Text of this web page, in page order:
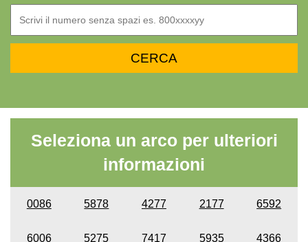
Seleziona un arco per ulteriori
informazioni
0086 5878 4277 2177 6592
6006 5275 7417 5935 4366